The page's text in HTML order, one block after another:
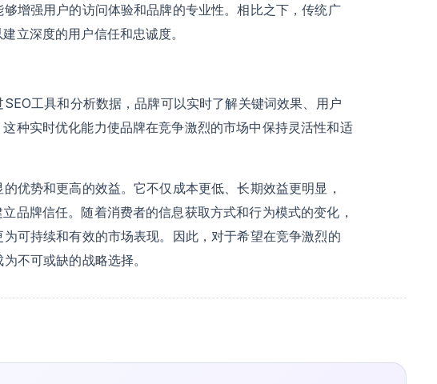
增强用户的访问体验和品牌的专业性。相比之下，传统广
立深度的用户信任和忠诚度。
工具和分析数据，品牌可以实时了解关键词效果、用户
种实时优化能力使品牌在竞争激烈的市场中保持灵活性和适
优势和更高的效益。它不仅成本更低、长期效益更明显，
品牌信任。随着消费者的信息获取方式和行为模式的变化，
可持续和有效的市场表现。因此，对于希望在竞争激烈的
不可或缺的战略选择。